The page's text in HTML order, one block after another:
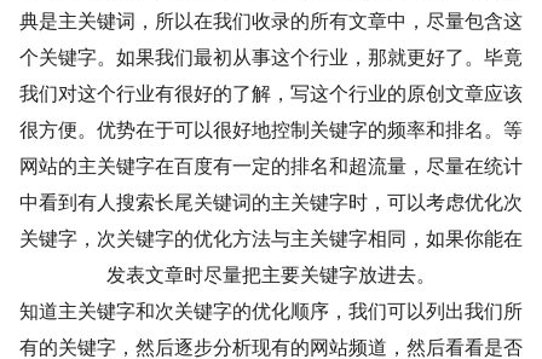
典是主关键词，所以在我们收录的所有文章中，尽量包含这
个关键字。如果我们最初从事这个行业，那就更好了。毕竟
我们对这个行业有很好的了解，写这个行业的原创文章应该
很方便。优势在于可以很好地控制关键字的频率和排名。等
网站的主关键字在百度有一定的排名和超流量，尽量在统计
中看到有人搜索长尾关键词的主关键字时，可以考虑优化次
关键字，次关键字的优化方法与主关键字相同，如果你能在
发表文章时尽量把主要关键字放进去。
知道主关键字和次关键字的优化顺序，我们可以列出我们所
有的关键字，然后逐步分析现有的网站频道，然后看看是否